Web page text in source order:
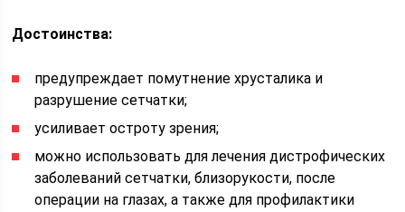
Достоинства:
предупреждает помутнение хрусталика и
разрушение сетчатки;
усиливает остроту зрения;
можно использовать для лечения дистрофических
заболеваний сетчатки, близорукости, после
операции на глазах, а также для профилактики